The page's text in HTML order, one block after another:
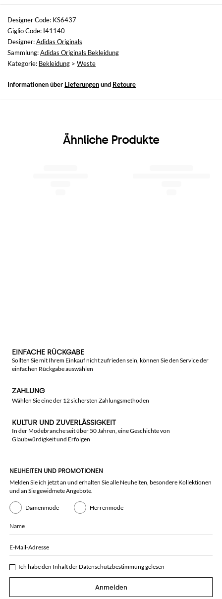
Größen
nicht verfügbar
Größe und Passform
Oversize
Designer Code: KS6437
Giglio Code: I41140
Designer:Adidas Originals
Sammlung:Adidas Originals Bekleidung
Kategorie: Bekleidung > Weste
Informationen über Lieferungenund Retoure
Ähnliche Produkte
EINFACHE RÜCKGABE
Sollten Sie mit Ihrem Einkauf nicht zufrieden sein, können Sie den Service der
einfachen Rückgabe auswählen
ZAHLUNG
Wählen Sie eine der 12 sichersten Zahlungsmethoden
KULTUR UND ZUVERLÄSSIGKEIT
In der Modebranche seit über 50 Jahren, eine Geschichte von
Glaubwürdigkeit und Erfolgen
NEUHEITEN UND PROMOTIONEN
Melden Sie ich jetzt an und erhalten Sie alle Neuheiten, besondere Kollektionen
und an Sie gewidmete Angebote.
Damenmode Herrenmode
Name
E-Mail-Adresse
Ich habe den Inhalt der Datenschutzbestimmunggelesen
Anmelden